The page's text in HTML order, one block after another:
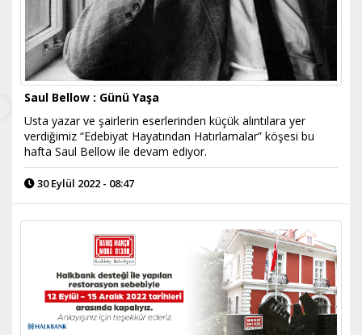
Saul Bellow : Günü Yaşa
Usta yazar ve şairlerin eserlerinden küçük alıntılara yer
verdiğimiz “Edebiyat Hayatından Hatırlamalar” köşesi bu
hafta Saul Bellow ile devam ediyor.
30 Eylül 2022 - 08:47